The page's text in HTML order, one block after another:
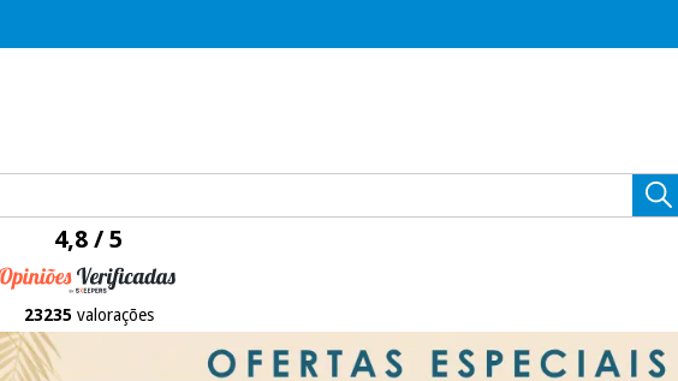
4,8 / 5
23235 valorações